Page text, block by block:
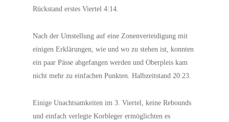
Rückstand erstes Viertel 4:14.
Nach der Umstellung auf eine Zonenverteidigung mit
einigen Erklärungen, wie und wo zu stehen ist, konnten
ein paar Pässe abgefangen werden und Oberpleis kam
nicht mehr zu einfachen Punkten. Halbzeitstand 20:23.
Einige Unachtsamkeiten im 3. Viertel, keine Rebounds
und einfach verlegte Korbleger ermöglichten es